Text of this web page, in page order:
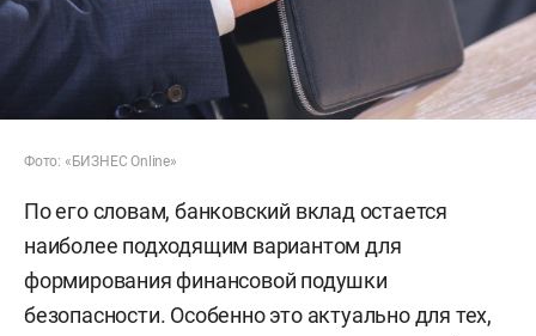
Фото: «БИЗНЕС Online»
По его словам, банковский вклад остается
наиболее подходящим вариантом для
формирования финансовой подушки
безопасности. Особенно это актуально для тех,